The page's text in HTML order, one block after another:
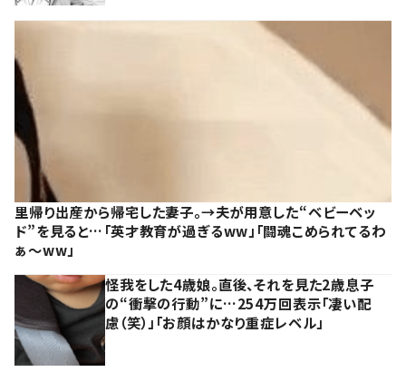
里帰り出産から帰宅した妻子。→夫が用意した“ベビーベッ
ド”を見ると…「英才教育が過ぎるww」「闘魂こめられてるわ
ぁ～ww」
怪我をした4歳娘。直後、それを見た2歳息子
の“衝撃の行動”に…254万回表示「凄い配
慮（笑）」「お顔はかなり重症レベル」